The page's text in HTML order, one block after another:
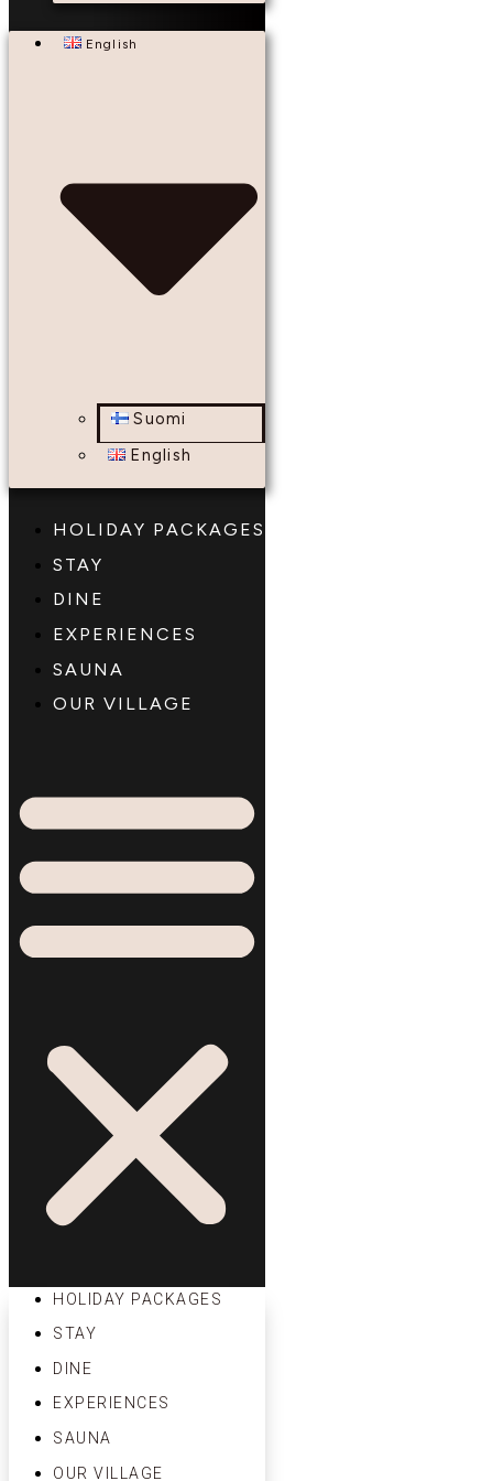
English
Suomi
English
HOLIDAY PACKAGES
STAY
DINE
EXPERIENCES
SAUNA
OUR VILLAGE
HOLIDAY PACKAGES
STAY
DINE
EXPERIENCES
SAUNA
OUR VILLAGE